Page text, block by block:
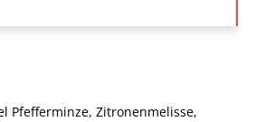
Pfefferminze, Zitronenmelisse,